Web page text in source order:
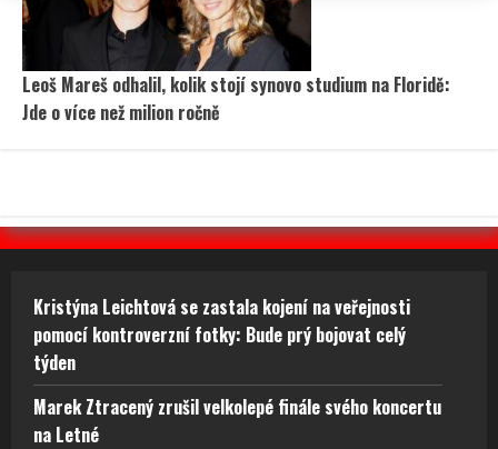
Leoš Mareš odhalil, kolik stojí synovo studium na Floridě:
Jde o více než milion ročně
Kristýna Leichtová se zastala kojení na veřejnosti
pomocí kontroverzní fotky: Bude prý bojovat celý
týden
Marek Ztracený zrušil velkolepé finále svého koncertu
na Letné